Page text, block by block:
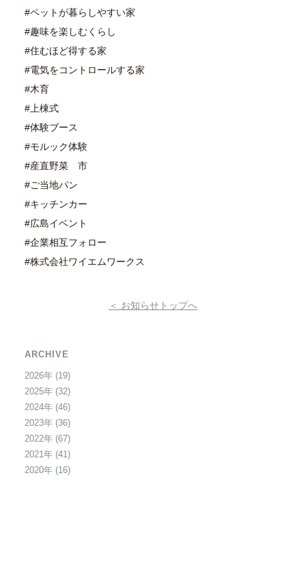
#ペットが暮らしやすい家
#趣味を楽しむくらし
#住むほど得する家
#電気をコントロールする家
#木育
#上棟式
#体験ブース
#モルック体験
#産直野菜 市
#ご当地パン
#キッチンカー
#広島イベント
#企業相互フォロー
#株式会社ワイエムワークス
＜ お知らせトップへ
ARCHIVE
2026年(19)
2025年(32)
2024年(46)
2023年(36)
2022年(67)
2021年(41)
2020年(16)